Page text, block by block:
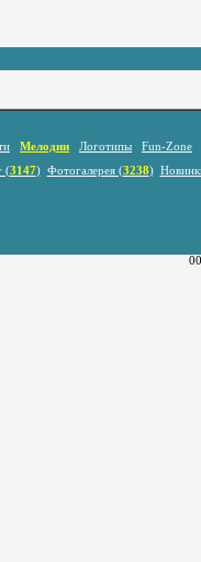
Мелодии Логотипы Fun-Zone
(3147) Фотогалерея (3238)